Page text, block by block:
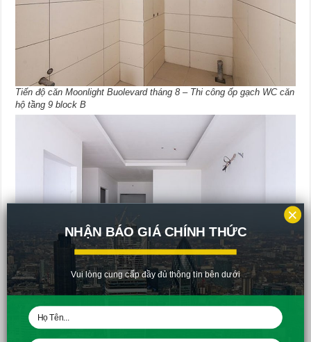
Tiến độ căn Moonlight Buolevard tháng 8 – Thi công ốp gạch WC căn
hộ tầng 9 block B
Tiến độ căn Moonlight Buolevard tháng 8 – Bả sơn matit căn hộ tầng
17 block B
NHẬN BÁO GIÁ CHÍNH THỨC
Vui lòng cung cấp đầy đủ thông tin bên dưới
×